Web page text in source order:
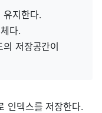
유지한다.
다.
저장공간이
인덱스를 저장한다.